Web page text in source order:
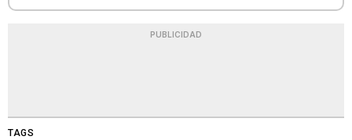
PUBLICIDAD
TAGS